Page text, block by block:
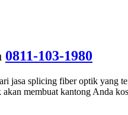
0811-103-1980
jasa splicing fiber optik yang
membuat kantong Anda